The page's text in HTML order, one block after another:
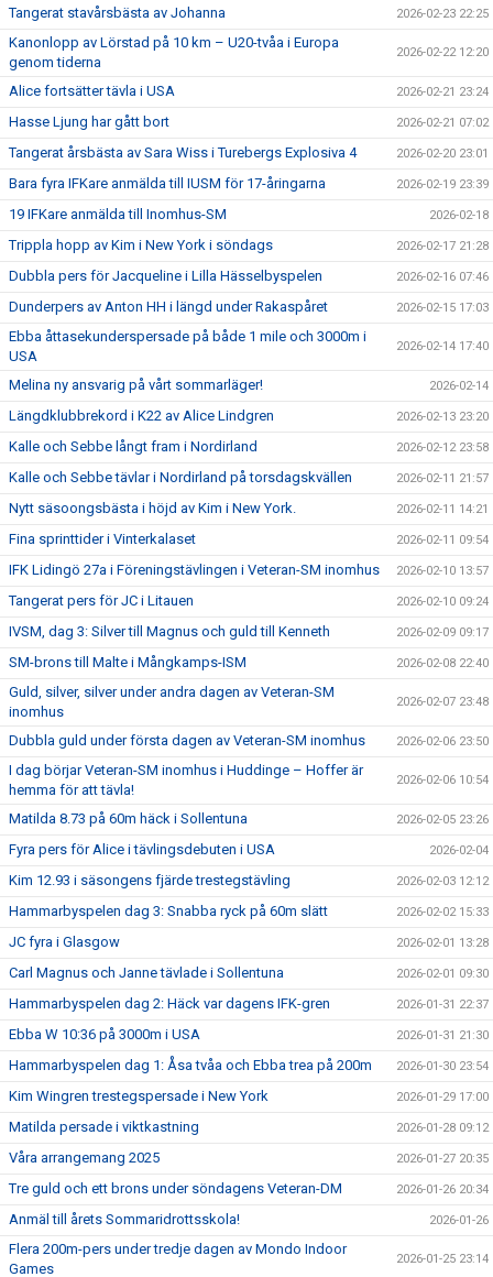
Tangerat stavårsbästa av Johanna 2026-02-23 22:25
Kanonlopp av Lörstad på 10 km – U20-tvåa i Europa
genom tiderna
2026-02-22 12:20
Alice fortsätter tävla i USA 2026-02-21 23:24
Hasse Ljung har gått bort 2026-02-21 07:02
Tangerat årsbästa av Sara Wiss i Turebergs Explosiva 4 2026-02-20 23:01
Bara fyra IFKare anmälda till IUSM för 17-åringarna 2026-02-19 23:39
19 IFKare anmälda till Inomhus-SM 2026-02-18
Trippla hopp av Kim i New York i söndags 2026-02-17 21:28
Dubbla pers för Jacqueline i Lilla Hässelbyspelen 2026-02-16 07:46
Dunderpers av Anton HH i längd under Rakaspåret 2026-02-15 17:03
Ebba åttasekunderspersade på både 1 mile och 3000m i
USA
2026-02-14 17:40
Melina ny ansvarig på vårt sommarläger! 2026-02-14
Längdklubbrekord i K22 av Alice Lindgren 2026-02-13 23:20
Kalle och Sebbe långt fram i Nordirland 2026-02-12 23:58
Kalle och Sebbe tävlar i Nordirland på torsdagskvällen 2026-02-11 21:57
Nytt säsoongsbästa i höjd av Kim i New York. 2026-02-11 14:21
Fina sprinttider i Vinterkalaset 2026-02-11 09:54
IFK Lidingö 27a i Föreningstävlingen i Veteran-SM inomhus 2026-02-10 13:57
Tangerat pers för JC i Litauen 2026-02-10 09:24
IVSM, dag 3: Silver till Magnus och guld till Kenneth 2026-02-09 09:17
SM-brons till Malte i Mångkamps-ISM 2026-02-08 22:40
Guld, silver, silver under andra dagen av Veteran-SM
inomhus
2026-02-07 23:48
Dubbla guld under första dagen av Veteran-SM inomhus 2026-02-06 23:50
I dag börjar Veteran-SM inomhus i Huddinge – Hoffer är
hemma för att tävla!
2026-02-06 10:54
Matilda 8.73 på 60m häck i Sollentuna 2026-02-05 23:26
Fyra pers för Alice i tävlingsdebuten i USA 2026-02-04
Kim 12.93 i säsongens fjärde trestegstävling 2026-02-03 12:12
Hammarbyspelen dag 3: Snabba ryck på 60m slätt 2026-02-02 15:33
JC fyra i Glasgow 2026-02-01 13:28
Carl Magnus och Janne tävlade i Sollentuna 2026-02-01 09:30
Hammarbyspelen dag 2: Häck var dagens IFK-gren 2026-01-31 22:37
Ebba W 10:36 på 3000m i USA 2026-01-31 21:30
Hammarbyspelen dag 1: Åsa tvåa och Ebba trea på 200m 2026-01-30 23:54
Kim Wingren trestegspersade i New York 2026-01-29 17:00
Matilda persade i viktkastning 2026-01-28 09:12
Våra arrangemang 2025 2026-01-27 20:35
Tre guld och ett brons under söndagens Veteran-DM 2026-01-26 20:34
Anmäl till årets Sommaridrottsskola! 2026-01-26
Flera 200m-pers under tredje dagen av Mondo Indoor
Games
2026-01-25 23:14